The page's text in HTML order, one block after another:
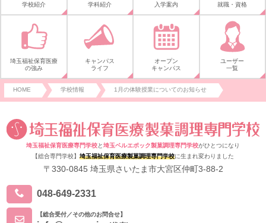
学校紹介 学科紹介 入学案内 就職・資格
埼玉福祉保育医療
の強み
キャンパス
ライフ
オープン
キャンパス
ユーザー
一覧
HOME 学校情報 1月の体験授業についてのお知らせ
埼玉福祉保育医療専門学校と埼玉ベルエポック製菓調理専門学校がひとつになり
【総合専門学校】 埼玉福祉保育医療製菓調理専門学校に生まれ変わりました
〒330-0845 埼玉県さいたま市大宮区仲町3-88-2
048-649-2331
【総合受付／その他のお問合せ】